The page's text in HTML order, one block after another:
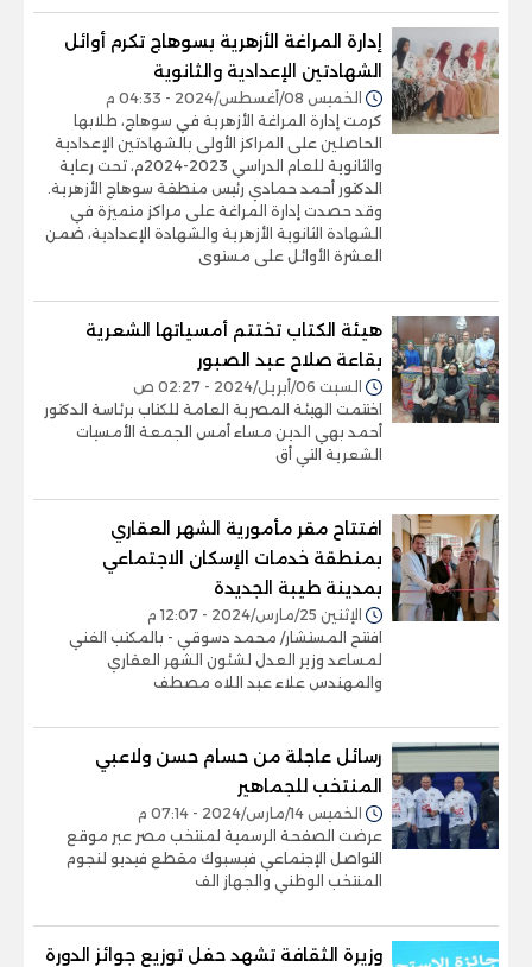
إدارة المراغة الأزهرية بسوهاج تكرم أوائل
الشهادتين الإعدادية والثانوية
الخميس 08/أغسطس/2024 - 04:33 م
كرمت إدارة المراغة الأزهرية في سوهاج، طلابها
الحاصلين على المراكز الأولى بالشهادتين الإعدادية
والثانوية للعام الدراسي 2023-2024م، تحت رعاية
الدكتور أحمد حمادي رئيس منطقة سوهاج الأزهرية.
وقد حصدت إدارة المراغة على مراكز متميزة في
الشهادة الثانوية الأزهرية والشهادة الإعدادية، ضمن
العشرة الأوائل على مستوى
هيئة الكتاب تختتم أمسياتها الشعرية
بقاعة صلاح عبد الصبور
السبت 06/أبريل/2024 - 02:27 ص
اختتمت الهيئة المصرية العامة للكتاب برئاسة الدكتور
أحمد بهي الدين مساء أمس الجمعة الأمسيات
الشعرية التي أق
افتتاح مقر مأمورية الشهر العقاري
بمنطقة خدمات الإسكان الاجتماعي
بمدينة طيبة الجديدة
الإثنين 25/مارس/2024 - 12:07 م
افتتح المستشار/ محمد دسوقي - بالمكتب الفني
لمساعد وزير العدل لشئون الشهر العقاري
والمهندس علاء عبد اللاه مصطف
رسائل عاجلة من حسام حسن ولاعبي
المنتخب للجماهير
الخميس 14/مارس/2024 - 07:14 م
عرضت الصفحة الرسمية لمنتخب مصر عبر موقع
التواصل الإجتماعي فيسبوك مقطع فيديو لنجوم
المنتخب الوطني والجهاز الف
وزيرة الثقافة تشهد حفل توزيع جوائز الدورة